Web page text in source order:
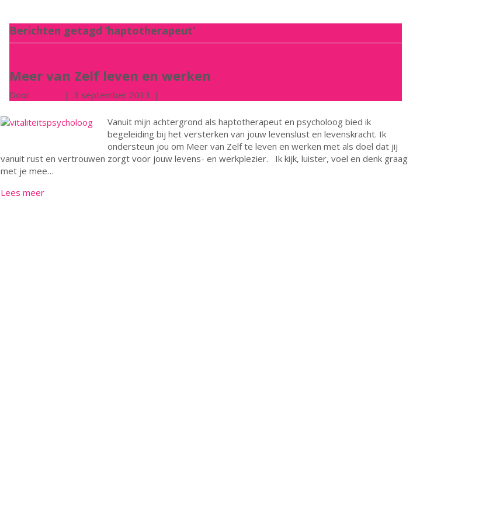
Berichten getagd ‘haptotherapeut’
Meer van Zelf leven en werken
Door | 3 september 2013 |
Vanuit mijn achtergrond als haptotherapeut en psycholoog bied ik
begeleiding bij het versterken van jouw levenslust en levenskracht. Ik
ondersteun jou om Meer van Zelf te leven en werken met als doel dat jij
vanuit rust en vertrouwen zorgt voor jouw levens- en werkplezier. Ik kijk, luister, voel en denk graag
met je mee…
Lees meer